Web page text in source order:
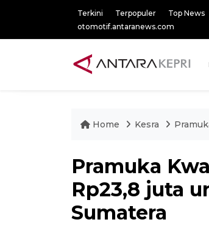
Terkini Terpopuler Top News
otomotif.antaranews.com
Home Kesra
Pramuka
Rp23,8 juta
Sumatera